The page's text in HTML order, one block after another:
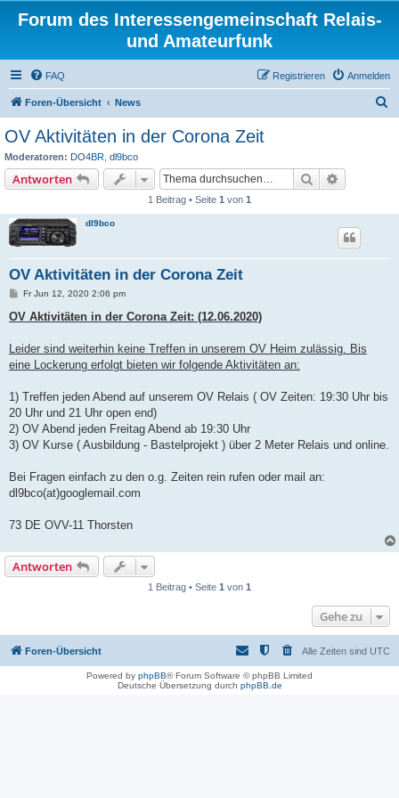
Forum des Interessengemeinschaft Relais-
und Amateurfunk
FAQ Anmelden
Registrieren
Foren-Übersicht News
OV Aktivitäten in der Corona Zeit
Moderatoren: DO4BR dl9bco
Antworten Suche
1 Beitrag • Seite 1 von 1
dl9bco
OV Aktivitäten in der Corona Zeit
B
i
t
a
g
Fr Jun 12, 2020 2:06 pm
OV Aktivitäten in der Corona Zeit: (12.06.2020)
Leider sind weiterhin keine Treffen in unserem OV Heim zulässig. Bis
eine Lockerung erfolgt bieten wir folgende Aktivitäten an:
1) Treffen jeden Abend auf unserem OV Relais ( OV Zeiten: 19:30 Uhr bis
20 Uhr und 21 Uhr open end)
2) OV Abend jeden Freitag Abend ab 19:30 Uhr
3) OV Kurse ( Ausbildung - Bastelprojekt ) über 2 Meter Relais und online.
Bei Fragen einfach zu den o.g. Zeiten rein rufen oder mail an:
dl9bco(at)googlemail.com
73 DE OVV-11 Thorsten
Antworten
1 Beitrag • Seite 1 von 1
Gehe zu
Foren-Übersicht Alle Zeiten sind UTC
Powered by phpBB® Forum Software © phpBB Limited
Deutsche Übersetzung durch phpBB.de